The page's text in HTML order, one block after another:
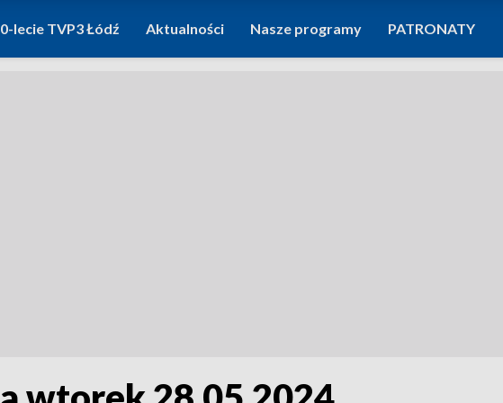
lecie TVP3 Łódź Aktualności Nasze programy PATRONATY